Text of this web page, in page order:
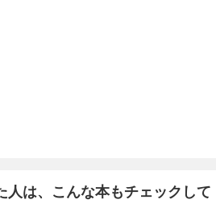
人は、こんな本もチェックして